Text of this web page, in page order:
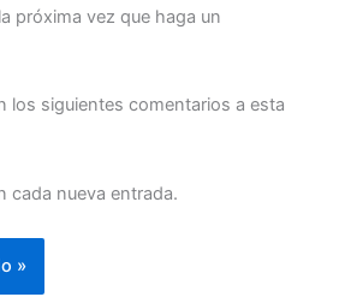
próxima vez que haga un
los siguientes comentarios a esta
cada nueva entrada.